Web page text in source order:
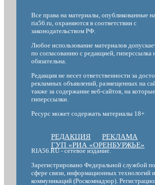
Все права на материалы, опубликованные
ria56.ru, охраняются в соответствии с
законодательством РФ.
Любое использование материалов
по согласованию с редакцией, гиперссылка
обязательна.
Редакция не несет ответственности за
рекламных объявлений, размещенных на
также за содержание веб-сайтов, на
гиперссылки.
Ресурс может содержать материалы 18+
РЕДАКЦИЯ
РЕКЛАМА
ГУП «РИА «ОРЕНБУРЖЬЕ»
RIA56.RU - сетевое издание.
Зарегистрировано Федеральной службой
сфере связи, информационных технологий
коммуникаций (Роскомнадзор).